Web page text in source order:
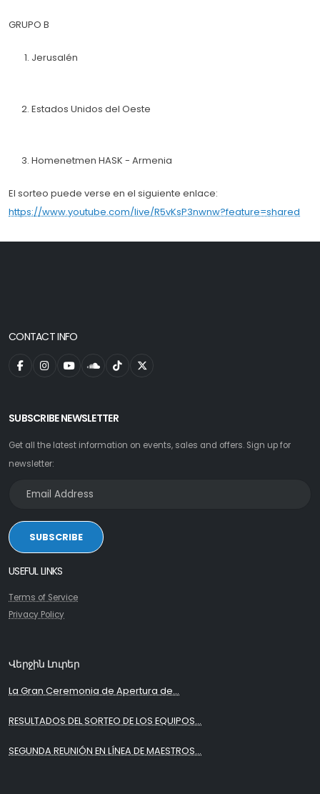
GRUPO B
Jerusalén
Estados Unidos del Oeste
Homenetmen HASK - Armenia
El sorteo puede verse en el siguiente enlace:
https://www.youtube.com/live/R5vKsP3nwnw?feature=shared
CONTACT INFO
SUBSCRIBE NEWSLETTER
Get all the latest information on events, sales and offers. Sign up for
newsletter:
SUBSCRIBE
USEFUL LINKS
Terms of Service
Privacy Policy
Վերջին Լուրեր
La Gran Ceremonia de Apertura de...
RESULTADOS DEL SORTEO DE LOS EQUIPOS...
SEGUNDA REUNIÓN EN LÍNEA DE MAESTROS...